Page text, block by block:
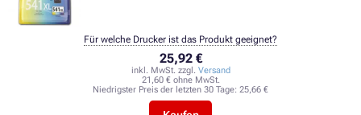
25,92 €
inkl. MwSt. zzgl. Versand
21,60 € ohne MwSt.
Niedrigster Preis der letzten 30 Tage: 25,66 €
Für welche Drucker ist das Produkt geeignet?